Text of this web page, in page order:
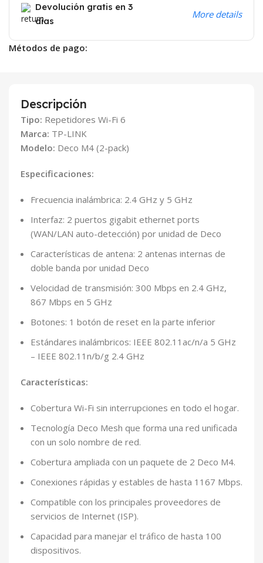
Devolución gratis en 3
días
More details
Métodos de pago:
Descripción
Tipo: Repetidores Wi-Fi 6
Marca: TP-LINK
Modelo: Deco M4 (2-pack)
Especificaciones:
Frecuencia inalámbrica: 2.4 GHz y 5 GHz
Interfaz: 2 puertos gigabit ethernet ports
(WAN/LAN auto-detección) por unidad de Deco
Características de antena: 2 antenas internas de
doble banda por unidad Deco
Velocidad de transmisión: 300 Mbps en 2.4 GHz,
867 Mbps en 5 GHz
Botones: 1 botón de reset en la parte inferior
Estándares inalámbricos: IEEE 802.11ac/n/a 5 GHz
– IEEE 802.11n/b/g 2.4 GHz
Características:
Cobertura Wi-Fi sin interrupciones en todo el hogar.
Tecnología Deco Mesh que forma una red unificada
con un solo nombre de red.
Cobertura ampliada con un paquete de 2 Deco M4.
Conexiones rápidas y estables de hasta 1167 Mbps.
Compatible con los principales proveedores de
servicios de Internet (ISP).
Capacidad para manejar el tráfico de hasta 100
dispositivos.